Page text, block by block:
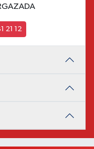
21 12